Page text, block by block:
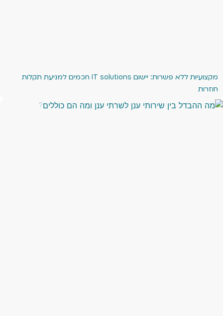
מקצועיות ללא פשרות: יישום IT solutions חכמים למניעת תקלות
חוזרות